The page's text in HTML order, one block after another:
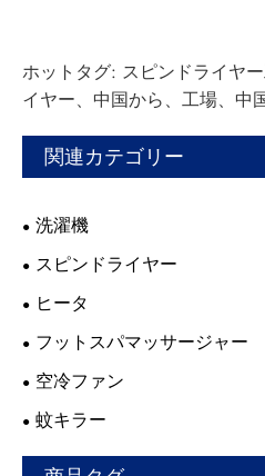
ホットタグ: スピンドライヤ
イヤー、中国から、工場、中
関連カテゴリー
洗濯機
スピンドライヤー
ヒータ
フットスパマッサージャー
空冷ファン
蚊キラー